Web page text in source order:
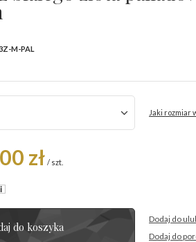
M-PAL
Jaki rozmiar
zł / szt.
do koszyka
Dodaj do
Dodaj do